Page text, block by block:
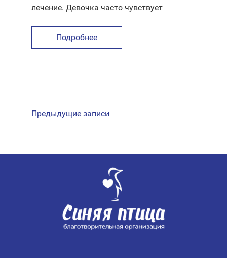
лечение. Девочка часто чувствует
Подробнее
ПОПредыдущие записи